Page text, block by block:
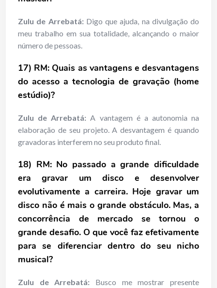
Zulu de Arrebatá: Digo que ajuda, na divulgação do
meu trabalho em sua totalidade, alcançando o maior
número de pessoas.
17) RM: Quais as vantagens e desvantagens
do acesso a tecnologia de gravação (home
estúdio)?
Zulu de Arrebatá:A vantagem é a autonomia na
elaboração de seu projeto. A desvantagem é quando
gravadoras interferem no seu produto final.
18) RM: No passado a grande dificuldade
era gravar um disco e desenvolver
evolutivamente a carreira. Hoje gravar um
disco não é mais o grande obstáculo. Mas, a
concorrência de mercado se tornou o
grande desafio. O que você faz efetivamente
para se diferenciar dentro do seu nicho
musical?
Zulu de Arrebatá: Busco me mostrar presente